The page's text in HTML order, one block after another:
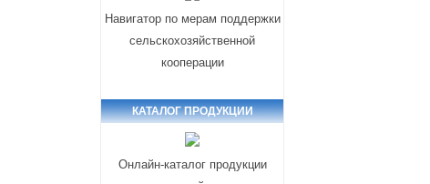
Навигатор по мерам поддержки
сельскохозяйственной
кооперации
КАТАЛОГ ПРОДУКЦИИ
Онлайн-каталог продукции